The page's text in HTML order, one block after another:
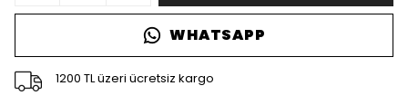
WHATSAPP
1200 TL üzeri ücretsiz kargo